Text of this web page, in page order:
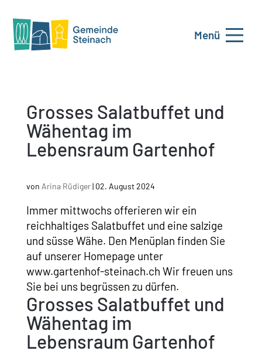
Menü
Grosses Salatbuffet und
Wähentag im
Lebensraum Gartenhof
von Arina Rüdiger| 02. August 2024
Immer mittwochs offerieren wir ein
reichhaltiges Salatbuffet und eine salzige
und süsse Wähe. Den Menüplan finden Sie
auf unserer Homepage unter
www.gartenhof-steinach.ch Wir freuen uns
Sie bei uns begrüssen zu dürfen.
Grosses Salatbuffet und
Wähentag im
Lebensraum Gartenhof